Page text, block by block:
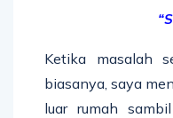
Ketika masalah
biasanya, saya
luar rumah